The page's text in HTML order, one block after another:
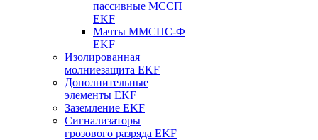
пассивные МССП
EKF
Мачты ММСПС-Ф
EKF
Изолированная
молниезащита EKF
Дополнительные
элементы EKF
Заземление EKF
Сигнализаторы
грозового разряда EKF